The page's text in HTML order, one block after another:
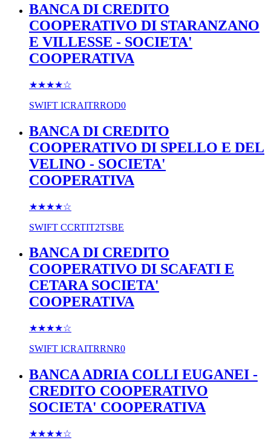
BANCA DI CREDITO
COOPERATIVO DI STARANZANO
E VILLESSE - SOCIETA'
COOPERATIVA
★★★★☆
SWIFT ICRAITRROD0
BANCA DI CREDITO
COOPERATIVO DI SPELLO E DEL
VELINO - SOCIETA'
COOPERATIVA
★★★★☆
SWIFT CCRTIT2TSBE
BANCA DI CREDITO
COOPERATIVO DI SCAFATI E
CETARA SOCIETA'
COOPERATIVA
★★★★☆
SWIFT ICRAITRRNR0
BANCA ADRIA COLLI EUGANEI -
CREDITO COOPERATIVO
SOCIETA' COOPERATIVA
★★★★☆